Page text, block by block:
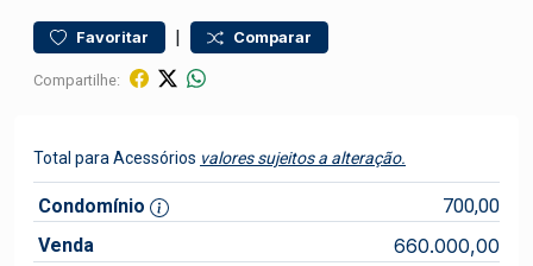
Favoritar | Comparar
Compartilhe:
Total para Acessórios valores sujeitos a alteração.
Condomínio
700,00
Venda
660.000,00